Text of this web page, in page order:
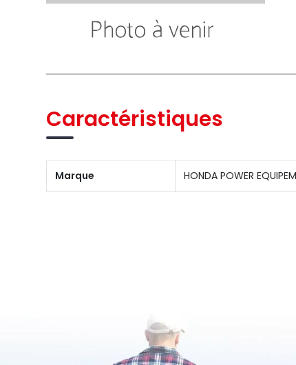
Caractéristiques
Marque HONDA POWER